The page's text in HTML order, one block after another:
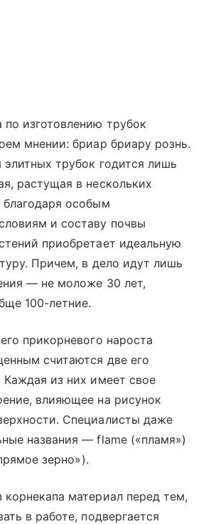
изготовлению трубок
мнении: бриар бриару рознь.
элитных трубок годится лишь
растущая в нескольких
особым
и составу почвы
приобретает идеальную
Причем, в дело идут лишь
— не моложе 30 лет,
100-летние.
прикорневого нароста
считаются две его
Каждая из них имеет свое
влияющее на рисунок
Специалисты даже
названия — flame («пламя»)
зерно»).
корнекапа материал перед тем,
в работе, подвергается